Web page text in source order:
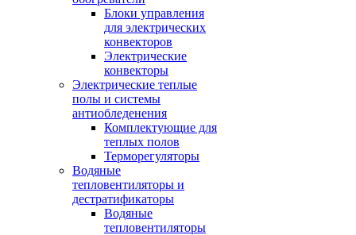
Блоки управления
для электрических
конвекторов
Электрические
конвекторы
Электрические теплые
полы и системы
антиобледенения
Комплектующие для
теплых полов
Терморегуляторы
Водяные
тепловентиляторы и
дестратификаторы
Водяные
тепловентиляторы